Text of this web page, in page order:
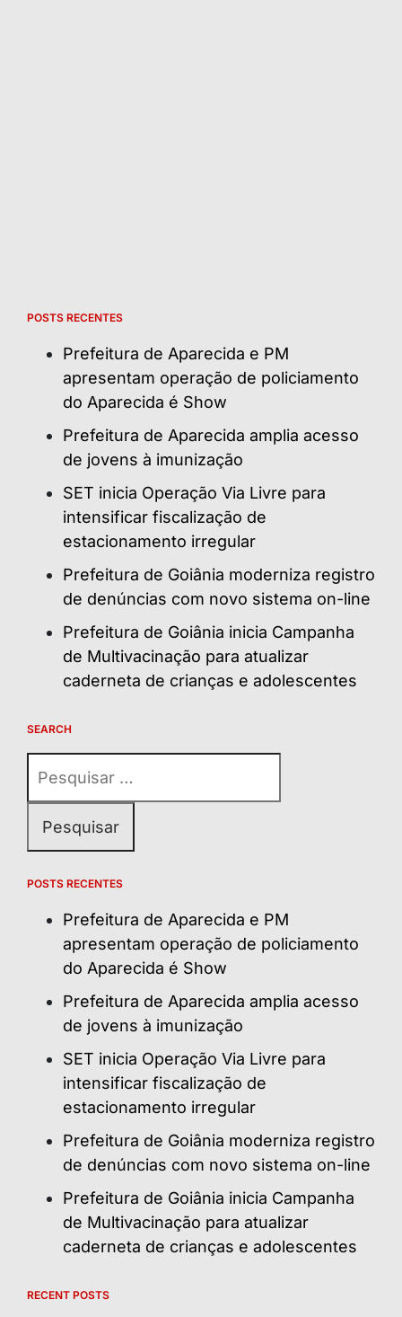
POSTS RECENTES
Prefeitura de Aparecida e PM
apresentam operação de policiamento
do Aparecida é Show
Prefeitura de Aparecida amplia acesso
de jovens à imunização
SET inicia Operação Via Livre para
intensificar fiscalização de
estacionamento irregular
Prefeitura de Goiânia moderniza registro
de denúncias com novo sistema on-line
Prefeitura de Goiânia inicia Campanha
de Multivacinação para atualizar
caderneta de crianças e adolescentes
SEARCH
por:
POSTS RECENTES
Prefeitura de Aparecida e PM
apresentam operação de policiamento
do Aparecida é Show
Prefeitura de Aparecida amplia acesso
de jovens à imunização
SET inicia Operação Via Livre para
intensificar fiscalização de
estacionamento irregular
Prefeitura de Goiânia moderniza registro
de denúncias com novo sistema on-line
Prefeitura de Goiânia inicia Campanha
de Multivacinação para atualizar
caderneta de crianças e adolescentes
RECENT POSTS